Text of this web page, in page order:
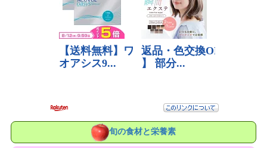
旬の食材と栄養素